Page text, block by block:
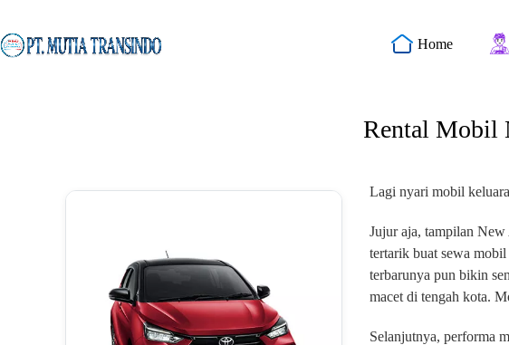
to
content
Home
Rental Mobil
Lagi nyari mobil
Jujur aja, tampilan
tertarik buat sewa
terbarunya pun bikin
macet di tengah kota.
Selanjutnya, performa